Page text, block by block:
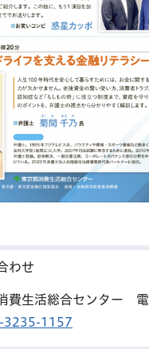
わせ
費生活総合センター 電
3235-1157